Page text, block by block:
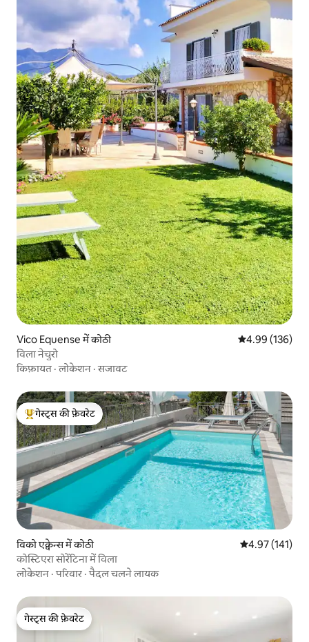
Vico Equense में कोठी औसत रेटिंग 5 में से
4.99 (136)
विला नेचुरो
किफ़ायत ·लोकेशन ·सजावट
गेस्ट्स का टॉप फ़ेवरेट
गेस्ट्स की फ़ेवरेट
विको एक्वेन्स में कोठी औसत रेटिंग 5 में से
4.97 (141)
कोस्टिएरा सोरेंटिना में विला
लोकेशन ·परिवार ·पैदल चलने लायक
गेस्ट्स की फ़ेवरेट
गेस्ट्स की फ़ेवरेट